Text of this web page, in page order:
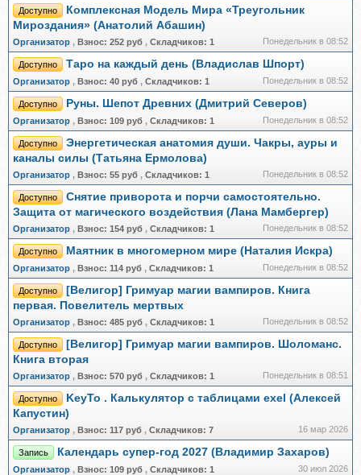
Доступно
Комплексная Модель Мира «Треугольник
Мироздания» (Анатолий Абашин)
Организатор , Взнос: 252 руб , Складчиков: 1 Понедельник в 08:52
Доступно Таро на каждый день (Владислав Шпорт)
Организатор , Взнос: 40 руб , Складчиков: 1 Понедельник в 08:52
Доступно Руны. Шепот Древних (Дмитрий Северов)
Организатор , Взнос: 109 руб , Складчиков: 1 Понедельник в 08:52
Доступно
Энергетическая анатомия души. Чакры, ауры и
каналы силы (Татьяна Ермолова)
Организатор , Взнос: 55 руб , Складчиков: 1 Понедельник в 08:52
Доступно
Снятие приворота и порчи самостоятельно.
Защита от магического воздействия (Лана Мамбергер)
Организатор , Взнос: 154 руб , Складчиков: 1 Понедельник в 08:52
Доступно Маятник в многомерном мире (Наталия Искра)
Организатор , Взнос: 114 руб , Складчиков: 1 Понедельник в 08:52
Доступно
[Велигор] Гримуар магии вампиров. Книга
первая. Повелитель мертвых
Организатор , Взнос: 485 руб , Складчиков: 1 Понедельник в 08:52
Доступно
[Велигор] Гримуар магии вампиров. Шоломанс.
Книга вторая
Организатор , Взнос: 570 руб , Складчиков: 1 Понедельник в 08:51
Доступно
KeyTo . Калькулятор с таблицами exel (Алексей
Капустин)
Организатор , Взнос: 117 руб , Складчиков: 7 16 мар 2026
Запись Календарь супер-год 2027 (Владимир Захаров)
Организатор , Взнос: 109 руб , Складчиков: 1 30 июл 2026